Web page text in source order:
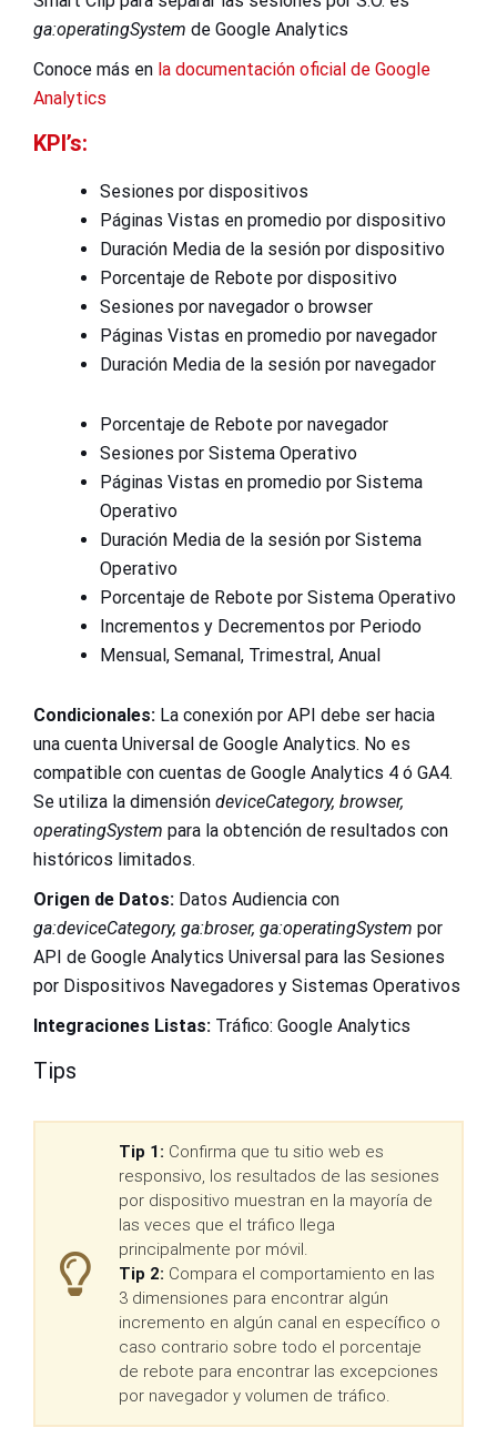
ga:operatingSystem de Google Analytics
Conoce más en la documentación oficial de Google
Analytics
KPI’s:
Sesiones por dispositivos
Páginas Vistas en promedio por dispositivo
Duración Media de la sesión por dispositivo
Porcentaje de Rebote por dispositivo
Sesiones por navegador o browser
Páginas Vistas en promedio por navegador
Duración Media de la sesión por navegador
Porcentaje de Rebote por navegador
Sesiones por Sistema Operativo
Páginas Vistas en promedio por Sistema
Operativo
Duración Media de la sesión por Sistema
Operativo
Porcentaje de Rebote por Sistema Operativo
Incrementos y Decrementos por Periodo
Mensual, Semanal, Trimestral, Anual
Condicionales: La conexión por API debe ser hacia
una cuenta Universal de Google Analytics. No es
compatible con cuentas de Google Analytics 4 ó GA4.
Se utiliza la dimensión deviceCategory, browser,
operatingSystem para la obtención de resultados con
históricos limitados.
Origen de Datos: Datos Audiencia con
ga:deviceCategory, ga:broser, ga:operatingSystem por
API de Google Analytics Universal para las Sesiones
por Dispositivos Navegadores y Sistemas Operativos
Integraciones Listas: Tráfico: Google Analytics
Tips
Tip 1: Confirma que tu sitio web es
responsivo, los resultados de las sesiones
por dispositivo muestran en la mayoría de
las veces que el tráfico llega
principalmente por móvil.
Tip 2: Compara el comportamiento en las
3 dimensiones para encontrar algún
incremento en algún canal en específico o
caso contrario sobre todo el porcentaje
de rebote para encontrar las excepciones
por navegador y volumen de tráfico.